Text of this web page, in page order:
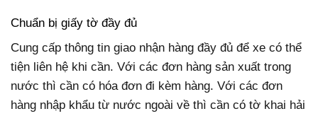
Chuẩn bị giấy tờ đầy đủ
Cung cấp thông tin giao nhận hàng đầy đủ để xe có thể
tiện liên hệ khi cần. Với các đơn hàng sản xuất trong
nước thì cần có hóa đơn đi kèm hàng. Với các đơn
hàng nhập khẩu từ nước ngoài về thì cần có tờ khai hải